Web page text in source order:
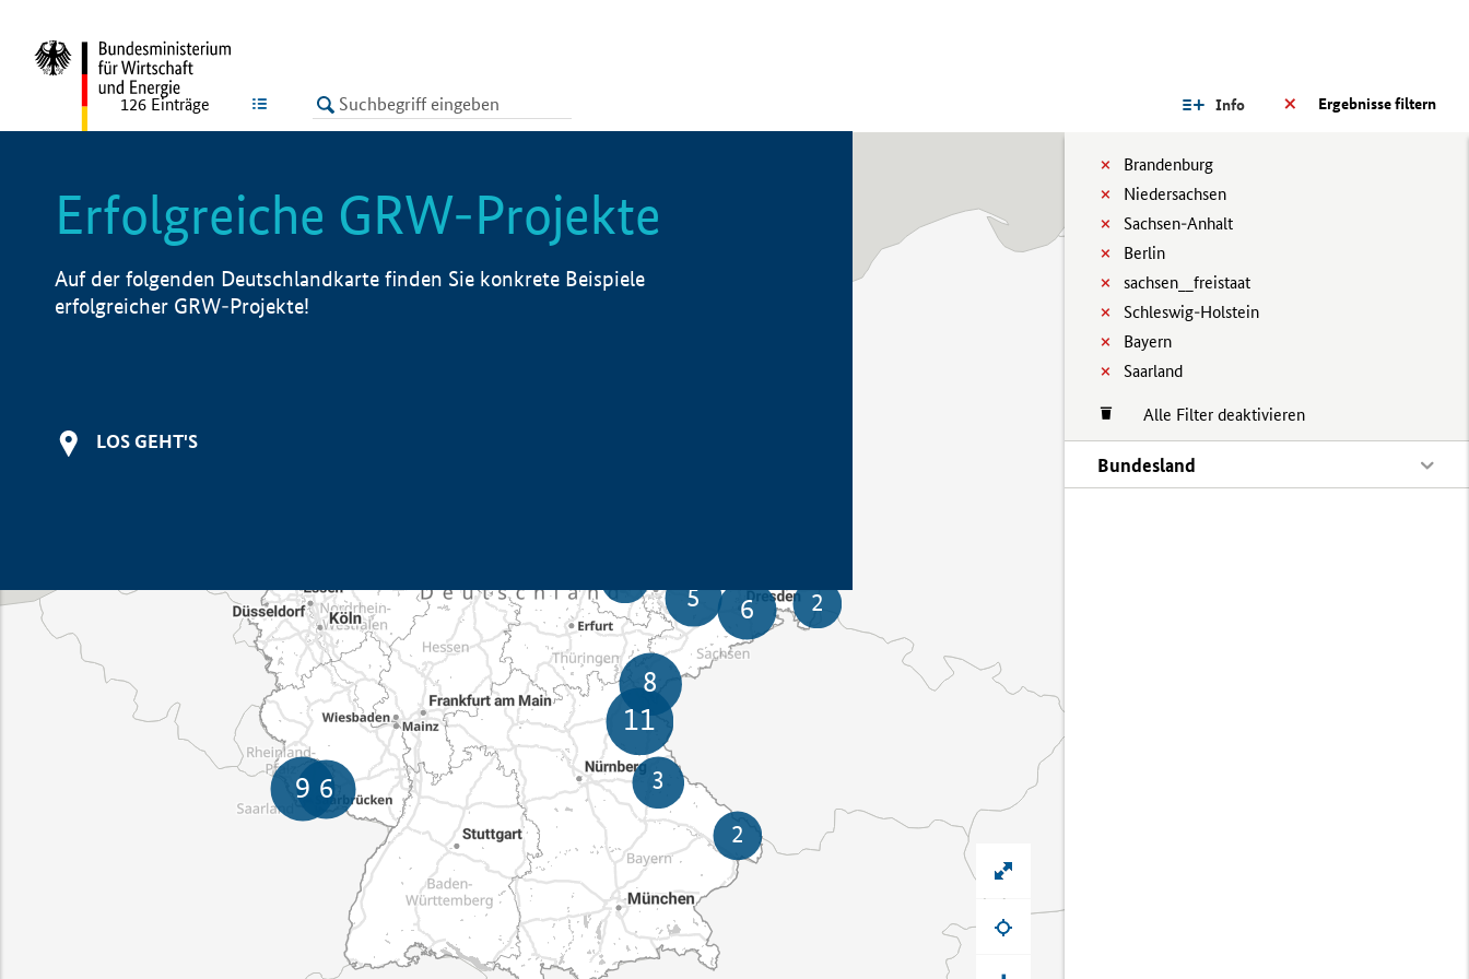
LISTE Ergebnisse filtern
Info
Brandenburg
Niedersachsen
Sachsen-Anhalt
Berlin
sachsen__freistaat
Schleswig-Holstein
Bayern
Saarland
Alle Filter deaktivieren
Bundesland
126 Einträge
Erfolgreiche GRW-Projekte
Auf der folgenden Deutschlandkarte finden Sie konkrete Beispiele
erfolgreicher GRW-Projekte!
LOS GEHT'S